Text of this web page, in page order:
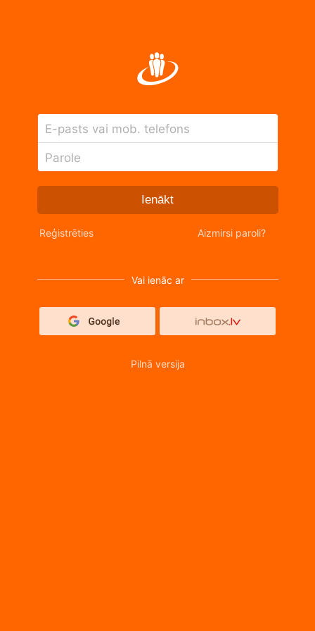
E-pasts vai mob. telefons
Parole
Ienākt
Reģistrēties Aizmirsi paroli?
Vai ienāc ar
Pilnā versija